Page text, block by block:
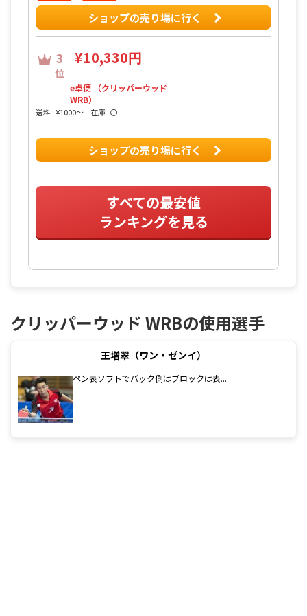
ショップの売り場に行く
3
位
¥10,330円
e卓便 （クリッパーウッド
WRB）
送料 : ¥1000〜 在庫 : 〇
ショップの売り場に行く
すべての最安値
ランキングを見る
クリッパーウッド WRBの使用選手
王増翠（ワン・ゼンイ）
ペン表ソフトでバック側はブロックは表...